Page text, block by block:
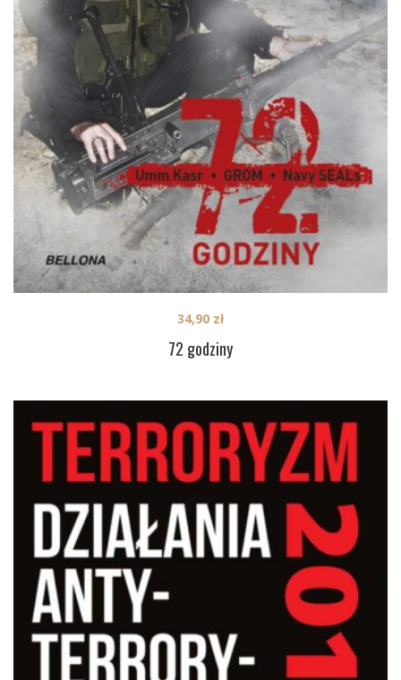
72 godziny
34,90 zł